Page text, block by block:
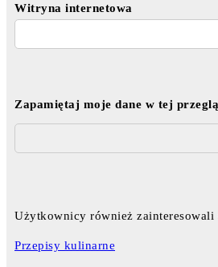
Witryna internetowa
Zapamiętaj moje dane w tej
Użytkownicy również zainteresowali
Przepisy kulinarne